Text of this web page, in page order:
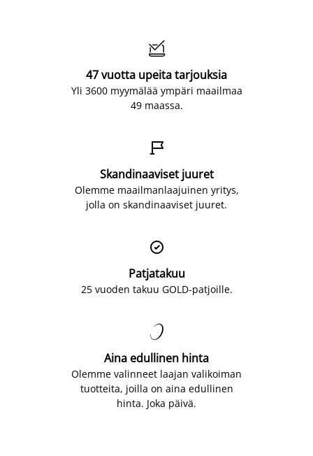

47 vuotta upeita tarjouksia
Yli 3600 myymälää ympäri maailmaa
49 maassa.

Skandinaaviset juuret
Olemme maailmanlaajuinen yritys,
jolla on skandinaaviset juuret.

Patjatakuu
25 vuoden takuu GOLD-patjoille.

Aina edullinen hinta
Olemme valinneet laajan valikoiman
tuotteita, joilla on aina edullinen
hinta. Joka päivä.